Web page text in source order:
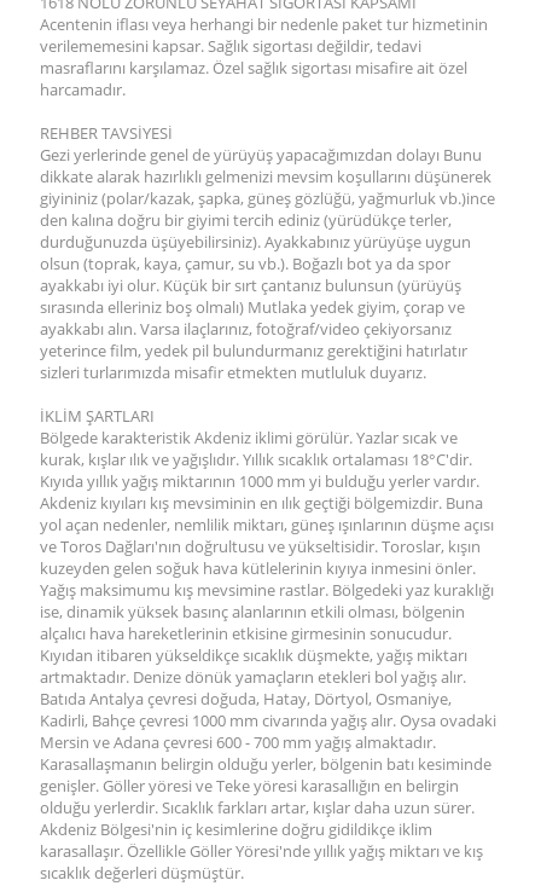
Acentenin iflası veya herhangi bir nedenle paket tur hizmetinin
verilememesini kapsar. Sağlık sigortası değildir, tedavi
masraflarını karşılamaz. Özel sağlık sigortası misafire ait özel
harcamadır.
REHBER TAVSİYESİ
Gezi yerlerinde genel de yürüyüş yapacağımızdan dolayı Bunu
dikkate alarak hazırlıklı gelmenizi mevsim koşullarını düşünerek
giyininiz (polar/kazak, şapka, güneş gözlüğü, yağmurluk vb.)ince
den kalına doğru bir giyimi tercih ediniz (yürüdükçe terler,
durduğunuzda üşüyebilirsiniz). Ayakkabınız yürüyüşe uygun
olsun (toprak, kaya, çamur, su vb.). Boğazlı bot ya da spor
ayakkabı iyi olur. Küçük bir sırt çantanız bulunsun (yürüyüş
sırasında elleriniz boş olmalı) Mutlaka yedek giyim, çorap ve
ayakkabı alın. Varsa ilaçlarınız, fotoğraf/video çekiyorsanız
yeterince film, yedek pil bulundurmanız gerektiğini hatırlatır
sizleri turlarımızda misafir etmekten mutluluk duyarız.
İKLİM ŞARTLARI
Bölgede karakteristik Akdeniz iklimi görülür. Yazlar sıcak ve
kurak, kışlar ılık ve yağışlıdır. Yıllık sıcaklık ortalaması 18°C'dir.
Kıyıda yıllık yağış miktarının 1000 mm yi bulduğu yerler vardır.
Akdeniz kıyıları kış mevsiminin en ılık geçtiği bölgemizdir. Buna
yol açan nedenler, nemlilik miktarı, güneş ışınlarının düşme açısı
ve Toros Dağları'nın doğrultusu ve yükseltisidir. Toroslar, kışın
kuzeyden gelen soğuk hava kütlelerinin kıyıya inmesini önler.
Yağış maksimumu kış mevsimine rastlar. Bölgedeki yaz kuraklığı
ise, dinamik yüksek basınç alanlarının etkili olması, bölgenin
alçalıcı hava hareketlerinin etkisine girmesinin sonucudur.
Kıyıdan itibaren yükseldikçe sıcaklık düşmekte, yağış miktarı
artmaktadır. Denize dönük yamaçların etekleri bol yağış alır.
Batıda Antalya çevresi doğuda, Hatay, Dörtyol, Osmaniye,
Kadirli, Bahçe çevresi 1000 mm civarında yağış alır. Oysa ovadaki
Mersin ve Adana çevresi 600 - 700 mm yağış almaktadır.
Karasallaşmanın belirgin olduğu yerler, bölgenin batı kesiminde
genişler. Göller yöresi ve Teke yöresi karasallığın en belirgin
olduğu yerlerdir. Sıcaklık farkları artar, kışlar daha uzun sürer.
Akdeniz Bölgesi'nin iç kesimlerine doğru gidildikçe iklim
karasallaşır. Özellikle Göller Yöresi'nde yıllık yağış miktarı ve kış
sıcaklık değerleri düşmüştür.